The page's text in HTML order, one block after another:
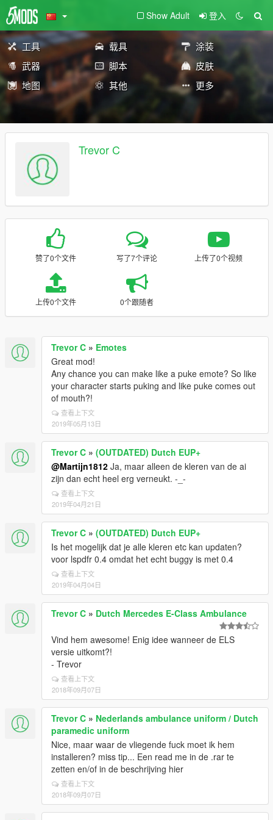
Show Adult 登入
工具 载具
涂装
武器
脚本
皮肤
地图
其他 更多
Trevor C
赞了0个文件 写了7个评论 上传了0个视频
上传0个文件 0个跟随者
Trevor C » Emotes
Great mod!
Any chance you can make like a puke emote? So like
your character starts puking and like puke comes out
of mouth?!
查看上下文
2019年05月13日
Trevor C » (OUTDATED) Dutch EUP+
@Martijn1812 Ja, maar alleen de kleren van de ai
zijn dan echt heel erg verneukt. -_-
查看上下文
2019年04月21日
Trevor C » (OUTDATED) Dutch EUP+
Is het mogelijk dat je alle kleren etc kan updaten?
voor lspdfr 0.4 omdat het echt buggy is met 0.4
查看上下文
2019年04月04日
Trevor C » Dutch Mercedes E-Class Ambulance
Vind hem awesome! Enig idee wanneer de ELS
versie uitkomt?!
- Trevor
查看上下文
2018年09月07日
Trevor C » Nederlands ambulance uniform / Dutch
paramedic uniform
Nice, maar waar de vliegende fuck moet ik hem
installeren? miss tip... Een read me in de .rar te
zetten en/of in de beschrijving hier
查看上下文
2018年09月07日